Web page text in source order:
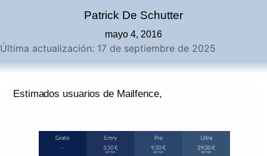
Patrick De Schutter
mayo 4, 2016
Última actualización: 17 de septiembre de 2025
Estimados usuarios de Mailfence,